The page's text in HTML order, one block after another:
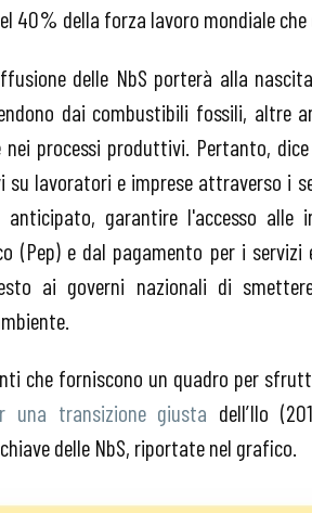
40% della forza lavoro mondiale
delle NbS porterà alla
dai combustibili fossili, altre
nei processi produttivi. Pertanto,
lavoratori e imprese attraverso i
anticipato, garantire l'accesso
(Pep) e dal pagamento per i
ai governi nazionali di
che forniscono un quadro per
una transizione giusta dell’Ilo
delle NbS, riportate nel grafico.